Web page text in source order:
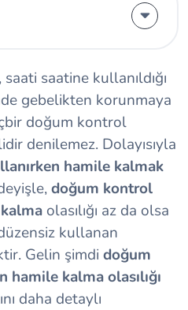
saatine kullanıldığı
gebelikten korunmaya
doğum kontrol
denilemez. Dolayısıyla
hamile kalmak
doğum kontrol
olasılığı az da olsa
kullanan
Gelin şimdi doğum
hamile kalma olasılığı
daha detaylı